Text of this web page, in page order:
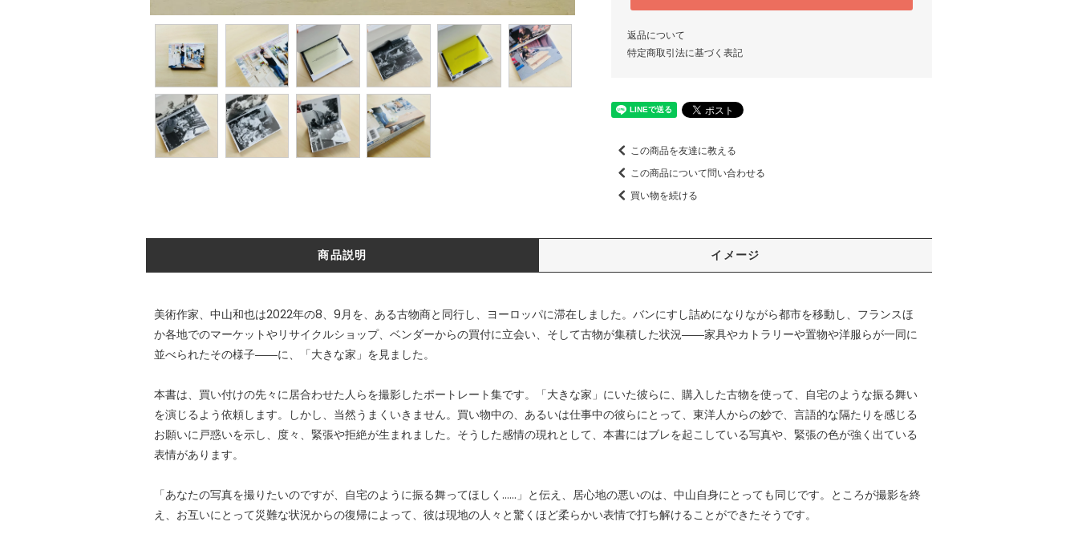
返品について
特定商取引法に基づく表記
この商品を友達に教える
この商品について問い合わせる
買い物を続ける
商品説明 イメージ
美術作家、中山和也は2022年の8、9月を、ある古物商と同行し、ヨーロッパに滞在しました。バンにすし詰めになりながら都市を移動し、フランスほ
か各地でのマーケットやリサイクルショップ、ベンダーからの買付に立会い、そして古物が集積した状況――家具やカトラリーや置物や洋服らが一同に
並べられたその様子――に、「大きな家」を見ました。
本書は、買い付けの先々に居合わせた人らを撮影したポートレート集です。「大きな家」にいた彼らに、購入した古物を使って、自宅のような振る舞い
を演じるよう依頼します。しかし、当然うまくいきません。買い物中の、あるいは仕事中の彼らにとって、東洋人からの妙で、言語的な隔たりを感じる
お願いに戸惑いを示し、度々、緊張や拒絶が生まれました。そうした感情の現れとして、本書にはブレを起こしている写真や、緊張の色が強く出ている
表情があります。
「あなたの写真を撮りたいのですが、自宅のように振る舞ってほしく……」と伝え、居心地の悪いのは、中山自身にとっても同じです。ところが撮影を終
え、お互いにとって災難な状況からの復帰によって、彼は現地の人々と驚くほど柔らかい表情で打ち解けることができたそうです。